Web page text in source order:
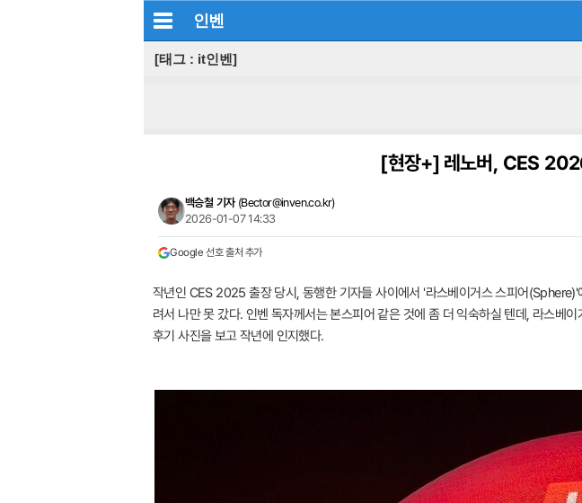
인벤
[태그 : it인벤]
[현장+]레노버, CES
백승철 기자 (Bector@inven.co.kr)
2026-01-07 14:33
Google 선호 출처 추가
작년인 CES 2025 출장 당시, 동행한 기자들 사이에서 '라스베이거스 스피어
려서 나만 못 갔다. 인벤 독자께서는 본스피어 같은 것에 좀 더 익숙하실 텐데, 라스베
후기 사진을 보고 작년에 인지했다.